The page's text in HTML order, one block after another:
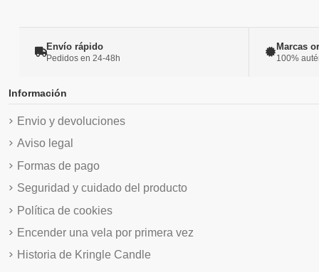
Envío rápido
Pedidos en 24-48h
Marcas
100%
Información
Envio y devoluciones
Aviso legal
Formas de pago
Seguridad y cuidado del producto
Política de cookies
Encender una vela por primera vez
Historia de Kringle Candle